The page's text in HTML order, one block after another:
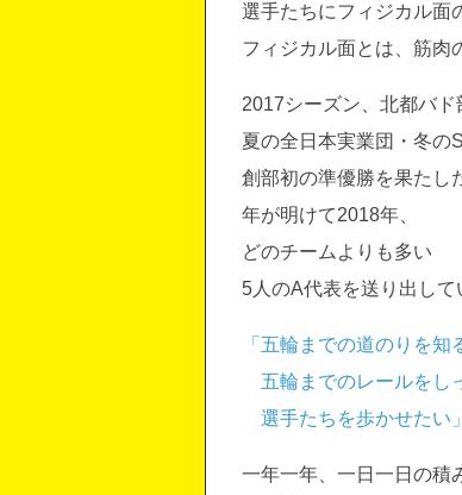
選手たちにフィジカル面
フィジカル面とは、筋肉
2017シーズン、北都バド
夏の全日本実業団・冬の
創部初の準優勝を果たし
年が明けて2018年、
どのチームよりも多い
5人のA代表を送り出して
「五輪までの道のりを知
五輪までのレールをし
選手たちを歩かせたい」
一年一年、一日一日の積